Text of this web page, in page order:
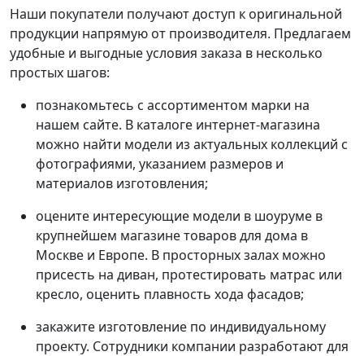
Наши покупатели получают доступ к оригинальной
продукции напрямую от производителя. Предлагаем
удобные и выгодные условия заказа в несколько
простых шагов:
познакомьтесь с ассортиментом марки на
нашем сайте. В каталоге интернет-магазина
можно найти модели из актуальных коллекций с
фотографиями, указанием размеров и
материалов изготовления;
оцените интересующие модели в шоуруме в
крупнейшем магазине товаров для дома в
Москве и Европе. В просторных залах можно
присесть на диван, протестировать матрас или
кресло, оценить плавность хода фасадов;
закажите изготовление по индивидуальному
проекту. Сотрудники компании разработают для